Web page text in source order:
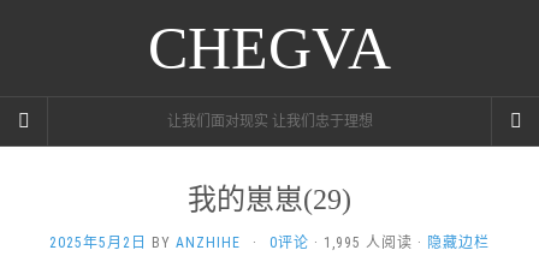
CHEGVA
让我们面对现实 让我们忠于理想
我的崽崽(29)
2025年5月2日 BY ANZHIHE · 0评论 · 1,995 人阅读 · 隐藏边栏